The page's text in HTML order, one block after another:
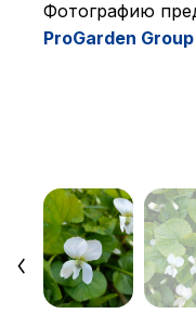
Фотографию
ProGarden Group